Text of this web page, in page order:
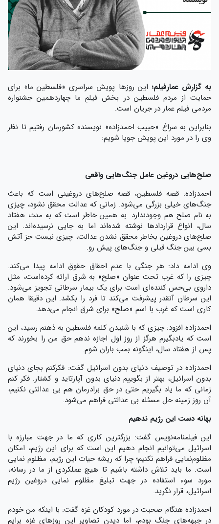
به گزارش عمارفیلم؛ این روزها پویش سراسری «فلسطین ما» برای
حمایت از مردم فلسطین در بخش فیلمِ ‌ما چهاردهمین جشنواره
مردمی فیلم عمار در جریان است.
بنابراین به سراغ «حبیب احمد‌زاده» نویسنده کشورمان رفتیم تا نظر
وی را در مورد این پویش جویا شویم:
صلح‌هایی دروغین عامل جنگ‌هایی واقعی
احمدزاده: قصه فلسطین، قصه صلح‌های دروغینی است که باعث
جنگ‌های خیلی بزرگی می‌شود. زمانی که عدالت محقق نشود، چیزی
به نام صلح هم وجود‌ندارد. به همین خاطر است که به مدت هفتاد
سال، انواع قرارداد‌ها نوشته شده‌اند اما به جایی نرسیده‌اند. این
صلح‌های دروغین بخاطر محقق نشدن عدالت، چیزی نیست جز آتش
بسی بین جنگ قبلی و جنگ‌های پیش رو.
وی ادامه داد: هر جنگی با عدم احقاق حقوق ادامه پیدا می‌کند.
چیزی را که غرب تحت عنوان «صلح» به شرق ارائه کرده‌است، مثل
داروی بی‌حس کننده‌ای است برای یک بیمار سرطانی تجویز می‌شود.
این سرطان آنقدر پیشرفت می‌کند تا فرد را بکشد. این دقیقا همان
کاری است که غرب با اسم «صلح» برای شرق انجام می‌دهد.
احمدزاده افزود: چیزی که با شنیدن کلمه فلسطین به ذهنم رسید، این
است که یاد‌بگیرم هرگز از روز اول اجازه ندهم حق من را بخورند که
پس از هفتاد سال، اینگونه بمب باران شوم.
احمدزاده در توصیف دنیای بدون اسرائیل گفت: فکر‌کنم بجای دنیای
بدون اسرائیل، بهتر از بگوییم دنیای بدون آپارتاید و کشتار. فکر کنم
زمانی که ما یاد بگیریم حتی در حق برادرمان هم بی عدالتی نکنیم،
آن روز زمینه حل مسئله بی عدالتی فراهم می‌شود.
بهانه دست این رژیم ندهیم
این فیلمنامه‌نویس گفت: بزرگترین کاری که ما در جهت مبارزه با
اسرائیل می‌توانیم انجام دهیم این است که برای این رژیم، امکان
مظلوم‌نمایی فراهم نکنیم؛ چرا که ریشه حیات این رژیم، مظلوم نمایی
است. ما باید تلاش داشته باشیم تا هیچ عملکردی از ما در رسانه،
مورد سوء استفاده در جهت تبلیغ مظلوم نمایی دروغین رژیم
اسرائیل، قرار نگرید.
احمدزاده هنگام صحبت در مورد کودکان غزه گفت: با اینکه من خودم
در جبهه‌های جنگ بودم، اما دیدن تصاویر این روزهای غزه برایم